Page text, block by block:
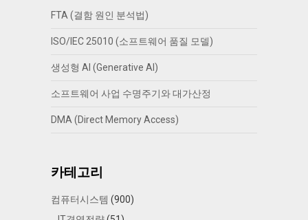
FTA (결함 원인 분석법)
ISO/IEC 25010 (소프트웨어 품질 모델)
생성형 AI (Generative AI)
소프트웨어 사업 수명주기와 대가산정
DMA (Direct Memory Access)
카테고리
컴퓨터시스템 (900)